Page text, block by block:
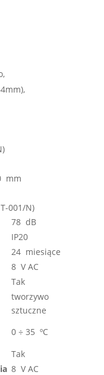
mm
001/N)
78 dB
IP20
24 miesiące
8 V AC
Tak
tworzywo
sztuczne
0 ÷ 35 ºC
Tak
8 V AC